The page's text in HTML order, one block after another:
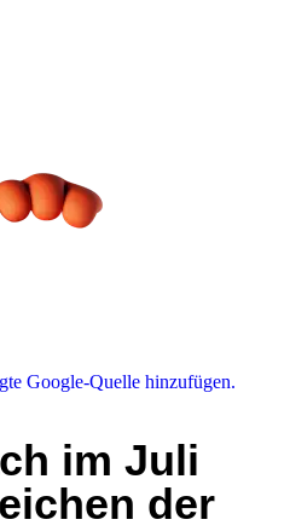
Google-Quelle hinzufügen.
im Juli
der